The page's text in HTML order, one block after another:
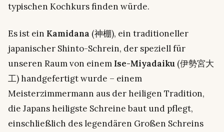
typischen Kochkurs finden würde.
Es ist ein Kamidana (神棚), ein traditioneller
japanischer Shinto-Schrein, der speziell für
unseren Raum von einem Ise-Miyadaiku (伊勢宮大
工) handgefertigt wurde – einem
Meisterzimmermann aus der heiligen Tradition,
die Japans heiligste Schreine baut und pflegt,
einschließlich des legendären Großen Schreins